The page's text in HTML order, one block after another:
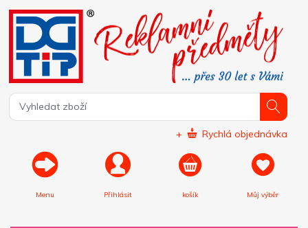
+ Rychlá objednávka
Menu Přihlásit košík Můj výběr